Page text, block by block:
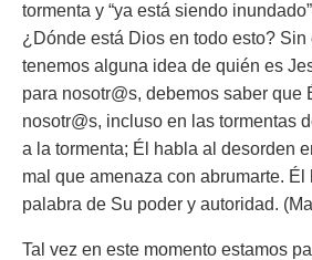
tormenta y “ya está siendo
¿Dónde está Dios en todo esto? Sin
tenemos alguna idea de quién es
para nosotr@s, debemos saber que
nosotr@s, incluso en las tormentas
a la tormenta; Él habla al desorden
mal que amenaza con abrumarte. Él
palabra de Su poder y autoridad.
Tal vez en este momento estamos